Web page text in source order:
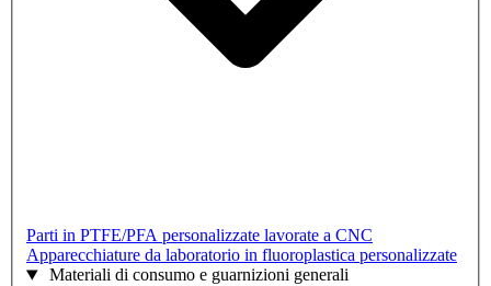
Parti in PTFE/PFA personalizzate lavorate a CNC
Apparecchiature da laboratorio in fluoroplastica personalizzate
Materiali di consumo e guarnizioni generali